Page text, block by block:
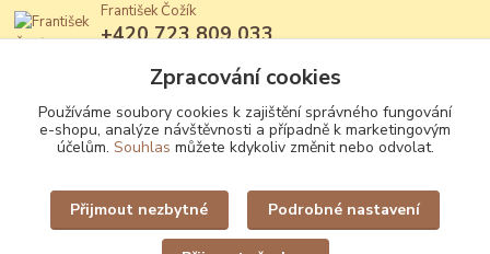
František Čožík
+420 723 809 033
Zpracování cookies
Používáme soubory cookies k zajištění správného fungování
e-shopu, analýze návštěvnosti a případně k marketingovým
účelům. Souhlas můžete kdykoliv změnit nebo odvolat.
Přijmout nezbytné Podrobné nastavení